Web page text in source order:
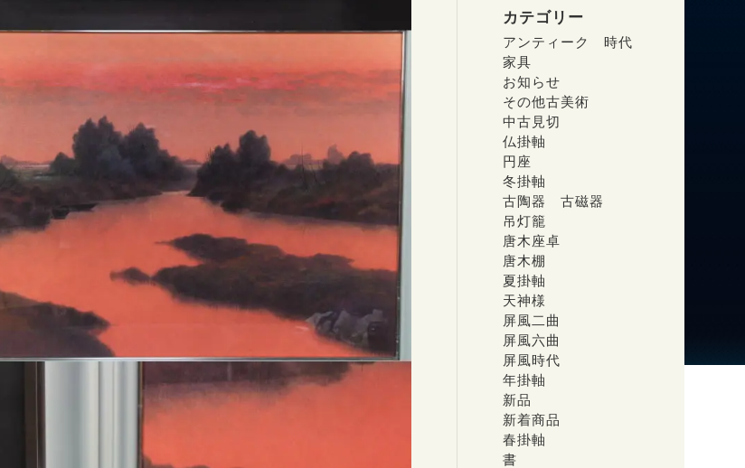
カテゴリー
アンティーク 時代
家具
お知らせ
その他古美術
中古見切
仏掛軸
円座
冬掛軸
古陶器 古磁器
吊灯籠
唐木座卓
唐木棚
夏掛軸
天神様
屏風二曲
屏風六曲
屏風時代
年掛軸
新品
新着商品
春掛軸
書